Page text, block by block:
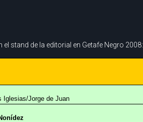
stand de la editorial en Getafe Negro 2008:
Iglesias/Jorge de Juan